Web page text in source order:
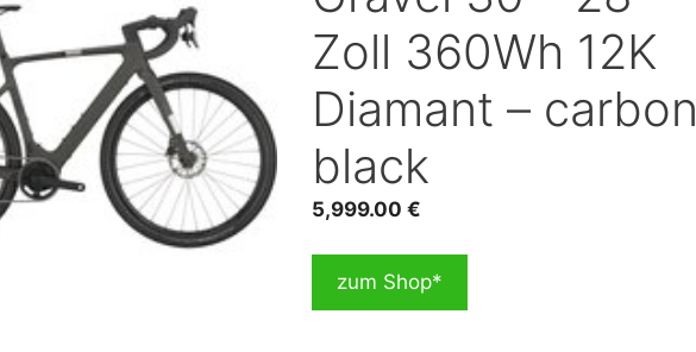
Zoll 360Wh 12K
Diamant – carbon
black
5,999.00 €
zum Shop*